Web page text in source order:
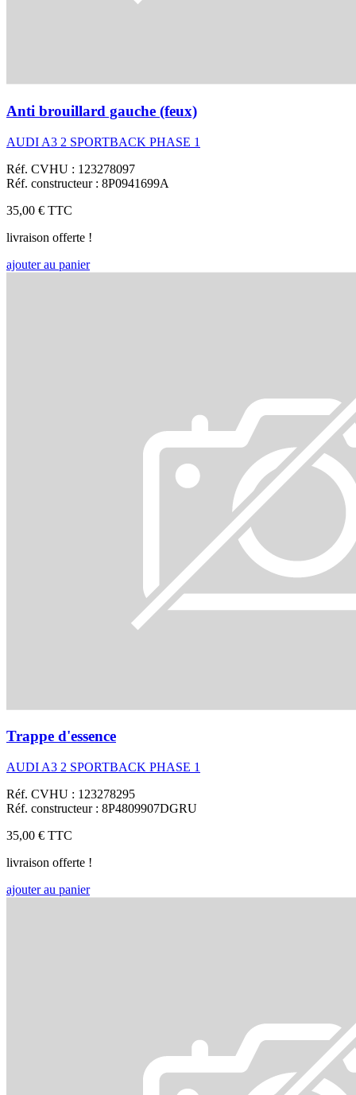
Anti brouillard gauche (feux)
AUDI A3 2 SPORTBACK PHASE 1
Réf. CVHU : 123278097
Réf. constructeur : 8P0941699A
35,00 € TTC
livraison offerte !
ajouter au panier
Trappe d'essence
AUDI A3 2 SPORTBACK PHASE 1
Réf. CVHU : 123278295
Réf. constructeur : 8P4809907DGRU
35,00 € TTC
livraison offerte !
ajouter au panier